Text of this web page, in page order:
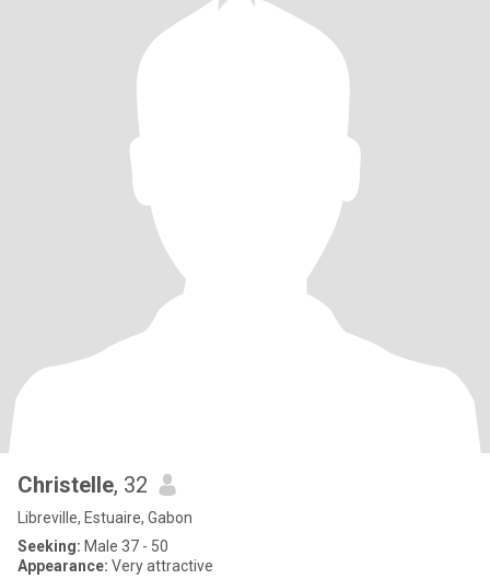
Christelle, 32
Libreville, Estuaire, Gabon
Seeking: Male 37 - 50
Appearance: Very attractive